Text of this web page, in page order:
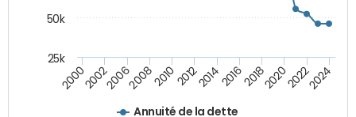
Annuité de la dette
200020022006200820102012201420162018202020222024
25k
50k